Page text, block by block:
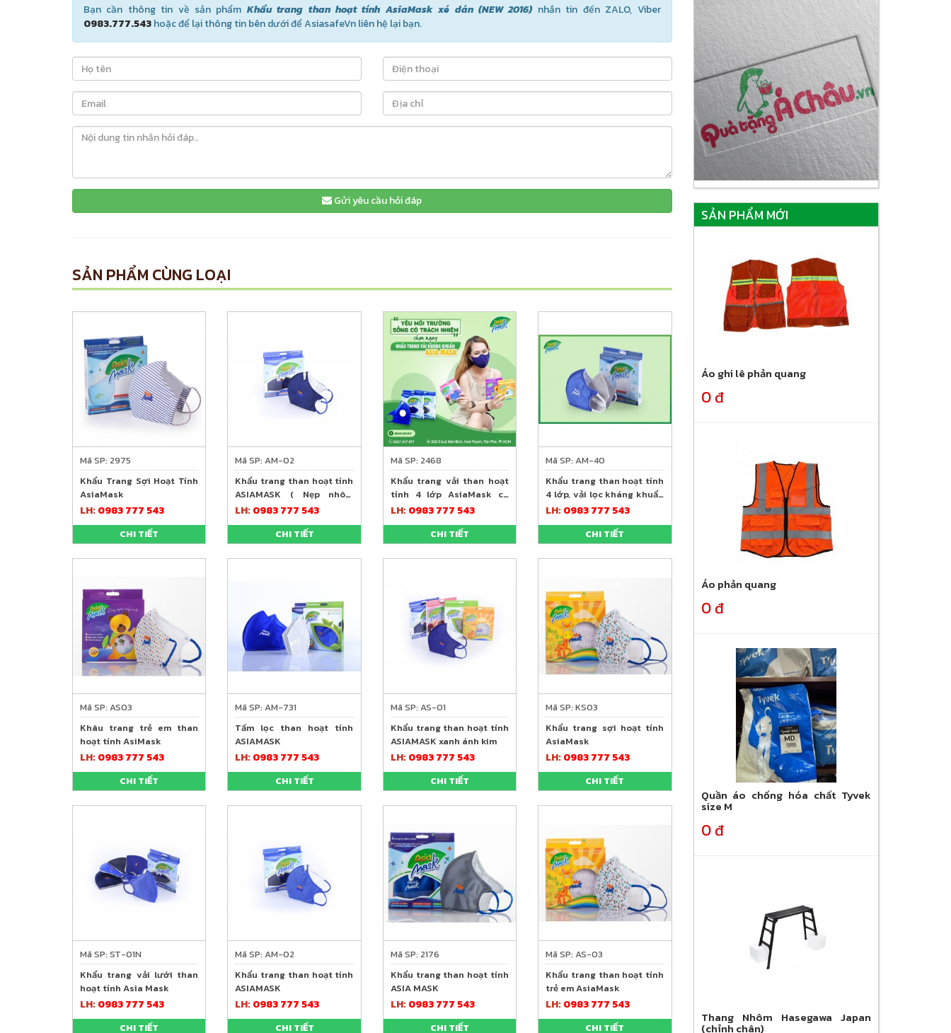
Bạn cần thông tin về sản phẩm Khẩu trang than hoạt tính AsiaMask xé dán (NEW 2016)nhắn tin đến ZALO, Viber
0983.777.543hoặc để lại thông tin bên dưới để AsiasafeVn liên hệ lại bạn.
Gửi yêu cầu hỏi đáp
SẢN PHẨM CÙNG LOẠI
Mã SP: 2975
Khẩu Trang Sợi Hoạt Tính
AsiaMask
LH: 0983 777 543
CHI TIẾT
Mã SP: AM-02
Khẩu trang than hoạt tính
ASIAMASK ( Nẹp nhôm
ngoài)
LH: 0983 777 543
CHI TIẾT
Mã SP: 2468
Khẩu trang vải than hoạt
tính 4 lớp AsiaMask có
van thoát khí
LH: 0983 777 543
CHI TIẾT
Mã SP: AM-40
Khẩu trang than hoạt tính
4 lớp, vải lọc kháng khuẩn
Asia Mask
LH: 0983 777 543
CHI TIẾT
Mã SP: AS03
Khâu trang trẻ em than
hoạt tính AsiMask
LH: 0983 777 543
CHI TIẾT
Mã SP: AM-731
Tấm lọc than hoạt tính
ASIAMASK
LH: 0983 777 543
CHI TIẾT
Mã SP: AS-01
Khẩu trang than hoạt tính
ASIAMASK xanh ánh kim
LH: 0983 777 543
CHI TIẾT
Mã SP: KS03
Khẩu trang sợi hoạt tính
AsiaMask
LH: 0983 777 543
CHI TIẾT
Mã SP: ST-01N
Khẩu trang vải lưới than
hoạt tính Asia Mask
LH: 0983 777 543
CHI TIẾT
Mã SP: AM-02
Khẩu trang than hoạt tính
ASIAMASK
LH: 0983 777 543
CHI TIẾT
Mã SP: 2176
Khẩu trang than hoạt tính
ASIA MASK
LH: 0983 777 543
CHI TIẾT
Mã SP: AS-03
Khẩu trang than hoạt tính
trẻ em AsiaMask
LH: 0983 777 543
CHI TIẾT
SẢN PHẨM MỚI
Áo ghi lê phản quang
0 đ
Áo phản quang
0 đ
Quần áo chống hóa chất Tyvek
size M
0 đ
Thang Nhôm Hasegawa Japan
(chỉnh chân)